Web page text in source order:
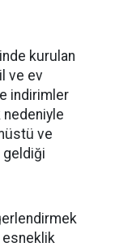
kurulan
ve ev
indirimler
nedeniyle
ve
geldiği
esneklik